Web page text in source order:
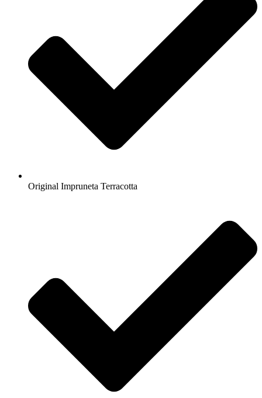
Original Impruneta Terracotta